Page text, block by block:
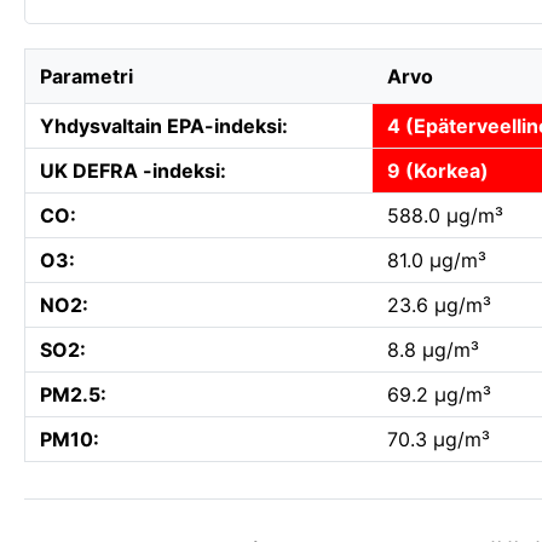
Parametri Arvo
Yhdysvaltain EPA-indeksi:
4
UK DEFRA -indeksi:
9 (Korkea)
CO:
588.0 µg/m³
O3:
81.0 µg/m³
NO2:
23.6 µg/m³
SO2:
8.8 µg/m³
PM2.5:
69.2 µg/m³
PM10:
70.3 µg/m³